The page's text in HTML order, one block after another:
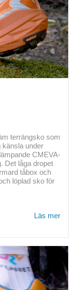
terrängsko som
känsla under
CMEVA-
Det låga dropet
tåbox och
löplad sko för
Läs mer